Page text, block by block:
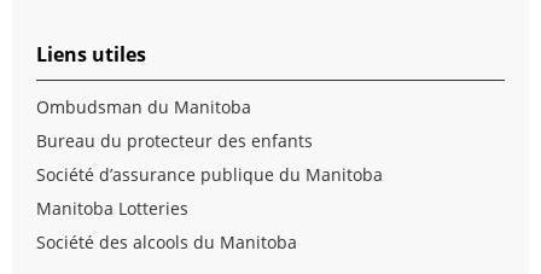
Liens utiles
Ombudsman du Manitoba
Bureau du protecteur des enfants
Société d’assurance publique du Manitoba
Manitoba Lotteries
Société des alcools du Manitoba